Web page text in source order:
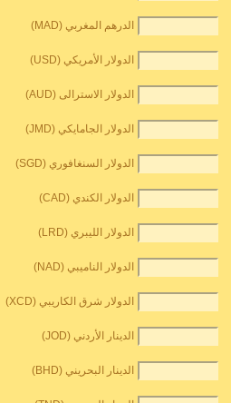
الدرهم المغربي (MAD)
الدولار الأمريكي (USD)
الدولار الاسترالى (AUD)
الدولار الجامايكي (JMD)
الدولار السنغافوري (SGD)
الدولار الكندي (CAD)
الدولار الليبري (LRD)
الدولار الناميبي (NAD)
الدولار شرق الكاريبي (XCD)
الدينار الأردني (JOD)
الدينار البحريني (BHD)